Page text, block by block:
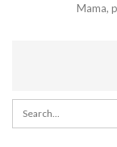
Mama,